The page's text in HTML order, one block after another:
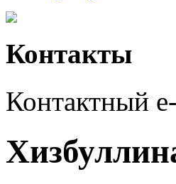
Контакты
Контактный